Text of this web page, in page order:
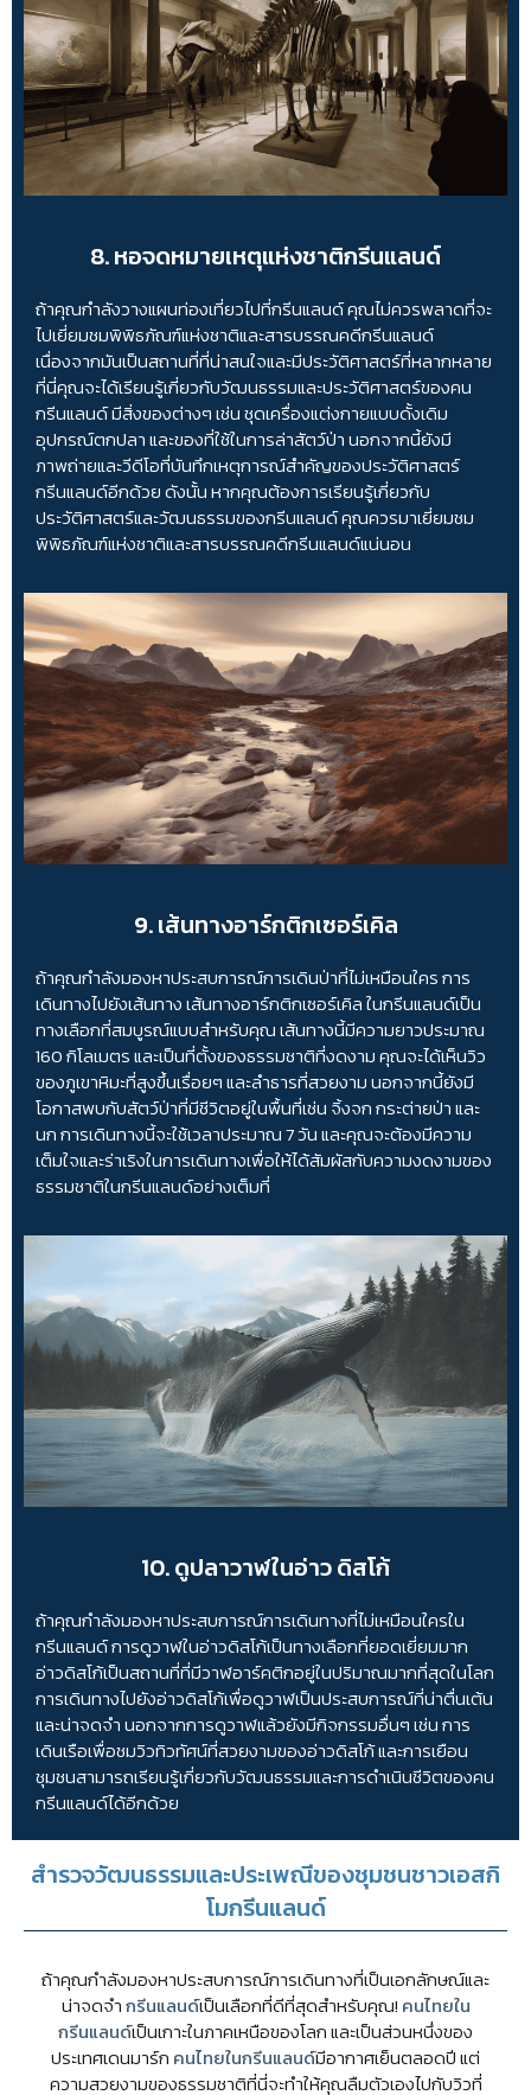
8. หอจดหมายเหตุแห่งชาติกรีนแลนด์
ถ้าคุณกำลังวางแผนท่องเที่ยวไปที่กรีนแลนด์ คุณไม่ควรพลาดที่จะ
ไปเยี่ยมชมพิพิธภัณฑ์แห่งชาติและสารบรรณคดีกรีนแลนด์
เนื่องจากมันเป็นสถานที่ที่น่าสนใจและมีประวัติศาสตร์ที่หลากหลาย
ที่นี่คุณจะได้เรียนรู้เกี่ยวกับวัฒนธรรมและประวัติศาสตร์ของคน
กรีนแลนด์ มีสิ่งของต่างๆ เช่น ชุดเครื่องแต่งกายแบบดั้งเดิม
อุปกรณ์ตกปลา และของที่ใช้ในการล่าสัตว์ป่า นอกจากนี้ยังมี
ภาพถ่ายและวีดีโอที่บันทึกเหตุการณ์สำคัญของประวัติศาสตร์
กรีนแลนด์อีกด้วย ดังนั้น หากคุณต้องการเรียนรู้เกี่ยวกับ
ประวัติศาสตร์และวัฒนธรรมของกรีนแลนด์ คุณควรมาเยี่ยมชม
พิพิธภัณฑ์แห่งชาติและสารบรรณคดีกรีนแลนด์แน่นอน
9. เส้นทางอาร์กติกเซอร์เคิล
ถ้าคุณกำลังมองหาประสบการณ์การเดินป่าที่ไม่เหมือนใคร การ
เดินทางไปยังเส้นทาง เส้นทางอาร์กติกเซอร์เคิล ในกรีนแลนด์เป็น
ทางเลือกที่สมบูรณ์แบบสำหรับคุณ เส้นทางนี้มีความยาวประมาณ
160 กิโลเมตร และเป็นที่ตั้งของธรรมชาติที่งดงาม คุณจะได้เห็นวิว
ของภูเขาหิมะที่สูงขึ้นเรื่อยๆ และลำธารที่สวยงาม นอกจากนี้ยังมี
โอกาสพบกับสัตว์ป่าที่มีชีวิตอยู่ในพื้นที่เช่น จิ้งจก กระต่ายป่า และ
นก การเดินทางนี้จะใช้เวลาประมาณ 7 วัน และคุณจะต้องมีความ
เต็มใจและร่าเริงในการเดินทางเพื่อให้ได้สัมผัสกับความงดงามของ
ธรรมชาติในกรีนแลนด์อย่างเต็มที่
10. ดูปลาวาฬในอ่าว ดิสโก้
ถ้าคุณกำลังมองหาประสบการณ์การเดินทางที่ไม่เหมือนใครใน
กรีนแลนด์ การดูวาฬในอ่าวดิสโก้เป็นทางเลือกที่ยอดเยี่ยมมาก
อ่าวดิสโก้เป็นสถานที่ที่มีวาฬอาร์คติกอยู่ในปริมาณมากที่สุดในโลก
การเดินทางไปยังอ่าวดิสโก้เพื่อดูวาฬเป็นประสบการณ์ที่น่าตื่นเต้น
และน่าจดจำ นอกจากการดูวาฬแล้วยังมีกิจกรรมอื่นๆ เช่น การ
เดินเรือเพื่อชมวิวทิวทัศน์ที่สวยงามของอ่าวดิสโก้ และการเยือน
ชุมชนสามารถเรียนรู้เกี่ยวกับวัฒนธรรมและการดำเนินชีวิตของคน
กรีนแลนด์ได้อีกด้วย
สำรวจวัฒนธรรมและประเพณีของชุมชนชาวเอสกิ
โมกรีนแลนด์
ถ้าคุณกำลังมองหาประสบการณ์การเดินทางที่เป็นเอกลักษณ์และ
น่าจดจำกรีนแลนด์เป็นเลือกที่ดีที่สุดสำหรับคุณ!คนไทยใน
กรีนแลนด์เป็นเกาะในภาคเหนือของโลก และเป็นส่วนหนึ่งของ
ประเทศเดนมาร์ก คนไทยในกรีนแลนด์มีอากาศเย็นตลอดปี แต่
ความสวยงามของธรรมชาติที่นี่จะทำให้คุณลืมตัวเองไปกับวิวที่